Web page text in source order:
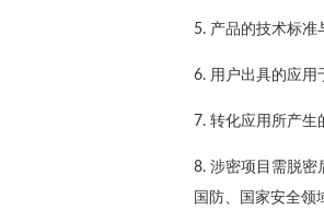
5. 产品的技术标准
6. 用户出具的应用
7. 转化应用所产
8. 涉密项目需脱密
国防、国家安全领